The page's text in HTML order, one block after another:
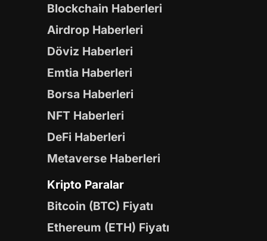
Blockchain Haberleri
Airdrop Haberleri
Döviz Haberleri
Emtia Haberleri
Borsa Haberleri
NFT Haberleri
DeFi Haberleri
Metaverse Haberleri
Kripto Paralar
Bitcoin (BTC) Fiyatı
Ethereum (ETH) Fiyatı